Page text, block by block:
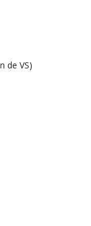
de VS)